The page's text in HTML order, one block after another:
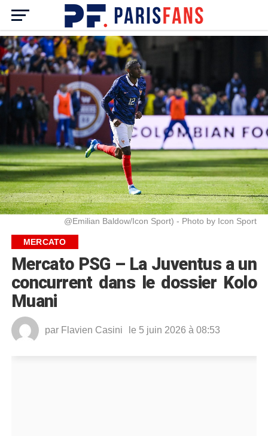
@Emilian Baldow/Icon Sport) - Photo by Icon Sport
MERCATO
Mercato PSG – La Juventus a un
concurrent dans le dossier Kolo
Muani
par Flavien Casini le 5 juin 2026 à 08:53